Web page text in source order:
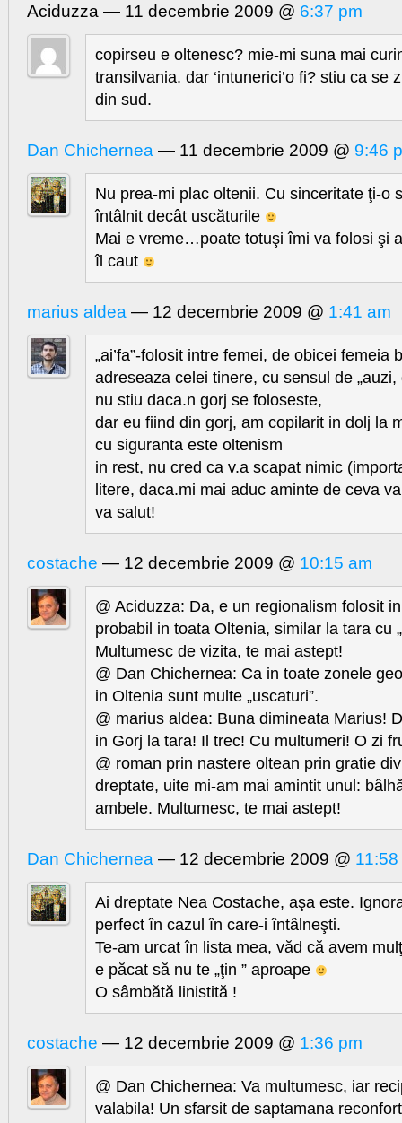
Aciduzza — 11 decembrie 2009 @ 6:37 pm
copirseu e oltenesc? mie-mi suna mai
transilvania. dar ‘intunerici’o fi? stiu ca se
din sud.
Dan Chichernea — 11 decembrie 2009 @ 9:46
Nu prea-mi plac oltenii. Cu sinceritate ţi-o
întâlnit decât uscăturile
Mai e vreme…poate totuşi îmi va folosi şi
îl caut
marius aldea — 12 decembrie 2009 @ 1:41 am
„ai’fa”-folosit intre femei, de obicei femeia
adreseaza celei tinere, cu sensul de
nu stiu daca.n gorj se foloseste,
dar eu fiind din gorj, am copilarit in dolj la
cu siguranta este oltenism
in rest, nu cred ca v.a scapat nimic
litere, daca.mi mai aduc aminte de ceva
va salut!
costache — 12 decembrie 2009 @ 10:15 am
@ Aciduzza: Da, e un regionalism folosit
probabil in toata Oltenia, similar la tara cu
Multumesc de vizita, te mai astept!
@ Dan Chichernea: Ca in toate zonele
in Oltenia sunt multe „uscaturi”.
@ marius aldea: Buna dimineata Marius!
in Gorj la tara! Il trec! Cu multumeri! O zi
@ roman prin nastere oltean prin gratie
dreptate, uite mi-am mai amintit unul:
ambele. Multumesc, te mai astept!
Dan Chichernea — 12 decembrie 2009 @
Ai dreptate Nea Costache, aşa este.
perfect în cazul în care-i întâlneşti.
Te-am urcat în lista mea, văd că avem
e păcat să nu te „ţin ” aproape
O sâmbătă linistită !
costache — 12 decembrie 2009 @ 1:36 pm
@ Dan Chichernea: Va multumesc, iar
valabila! Un sfarsit de saptamana